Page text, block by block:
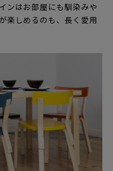
ンはお部屋にも馴染みや
楽しめるのも、長く愛用